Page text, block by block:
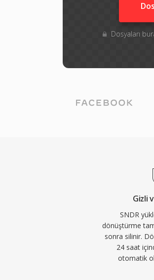
Dosyaları
Gizli
SNDR
dönüştürme
sonra silinir.
24 saat
otomatik